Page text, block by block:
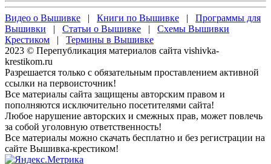
Видео о Вышивке | Книги по Вышивке | Программы для
Вышивки | Статьи о Вышивке | Схемы Вышивки
Крестиком | Термины в Вышивке
2023 © Перепубликация материалов сайта vishivka-
krestikom.ru
Разрешается только с обязательным проставлением активной
ссылки на первоисточник!
Все материалы сайта защищены авторским правом и
пополняются исключительно посетителями сайта!
Любое нарушение авторских и смежных прав, может повлечь
за собой уголовную ответственность!
Все материалы можно скачать бесплатно и без регистрации на
сайте Вышивка-крестиком!